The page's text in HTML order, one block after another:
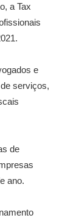
a Tax
e
serviços,
de
ano.